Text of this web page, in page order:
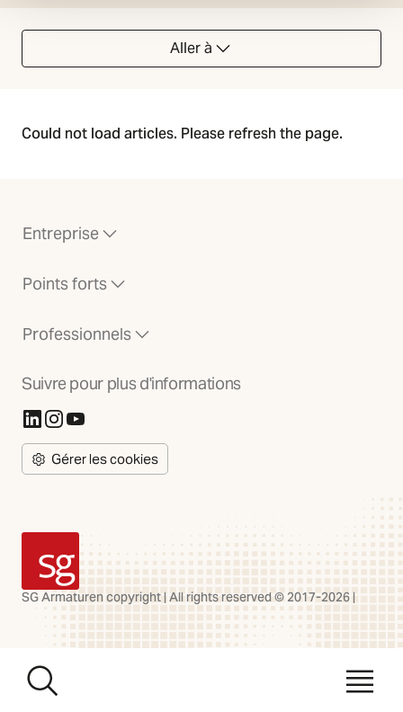
Aller à
Could not load articles. Please refresh the page.
Entreprise
Points forts
Professionnels
Suivre pour plus d'informations
(S'ouvre dans un nouvel onglet)
(S'ouvre dans un nouvel onglet)
(S'ouvre dans un nouvel onglet)
Gérer les cookies
SG Armaturen
SG Armaturen copyright | All rights reserved © 2017-2026 |